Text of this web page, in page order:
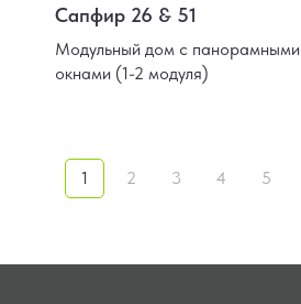
Сапфир 26 & 51
Модульный дом с панорамными
окнами (1-2 модуля)
1 2 3 4 5